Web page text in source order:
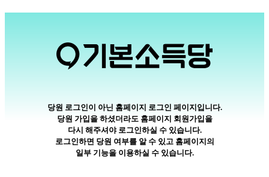
당원 로그인이 아닌 홈페이지 로그인 페이지입니다.
당원 가입을 하셨더라도 홈페이지 회원가입을
다시 해주셔야 로그인하실 수 있습니다.
로그인하면 당원 여부를 알 수 있고 홈페이지의
일부 기능을 이용하실 수 있습니다.